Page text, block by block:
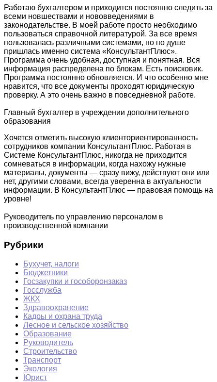
Работаю бухгалтером и приходится постоянно следить за
всеми новшествами и нововведениями в
законодательстве. В моей работе просто необходимо
пользоваться справочной литературой. За все время
пользовалась различными системами, но по душе
пришлась именно система «КонсультантПлюс».
Программа очень удобная, доступная и понятная. Вся
информация распределена по блокам. Есть поисковик.
Программа постоянно обновляется. И что особенно мне
нравится, что все документы проходят юридическую
проверку. А это очень важно в повседневной работе.
Главный бухгалтер в учреждении дополнительного
образования
Хочется отметить высокую клиенториентированность
сотрудников компании КонсультантПлюс. Работая в
Системе КонсультантПлюс, никогда не приходится
сомневаться в информации, когда нахожу нужные
материалы, документы — сразу вижу, действуют они или
нет, другими словами, всегда уверенна в актуальности
информации. В КонсультантПлюс — правовая помощь на
уровне!
Руководитель по управлению персоналом в
производственной компании
Рубрики
Бухучет, налоги
Бюджетники
Госзакупки и гособоронзаказ
Госслужба
ЖКХ
Здравоохранение
Кадры и охрана труда
Лесное и сельское хозяйство
Образование
Руководитель
Строительство
Транспорт
Экология
Юрист